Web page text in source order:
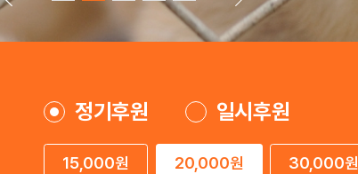
정기후원 일시후원
15,000원 20,000원 30,000원